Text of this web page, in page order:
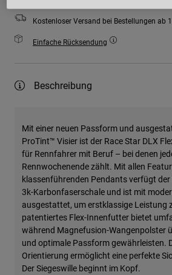
Kostenloser Versand bei Bestellungen ab
Einfache Rücksendung
Beschreibung
Mit einer neuen Passform und
ProTint™ Visier ist der Race Star DLX
für Rennfahrer mit Beruf – bei denen
Rennwochenende zählt. Mit allen
klassenführenden Pendants verfügt der
3k-Karbonfaserschale und ist mit
ausgestattet, um erstklassige Leistung
patentiertes Flex-Innenfutter bietet
während Magnefusion-Wangenpolster
und optimale Passform gewährleisten.
Orientierung ermöglicht eine perfekte
Der Siegeswille beginnt im Kopf.